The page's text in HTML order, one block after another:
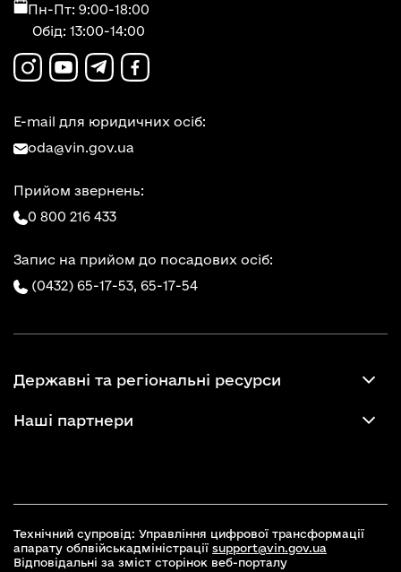
Пн-Пт: 9:00-18:00
Обід: 13:00-14:00
E-mail для юридичних осіб:
oda@vin.gov.ua
Прийом звернень:
0 800 216 433
Запис на прийом до посадових осіб:
(0432) 65-17-53, 65-17-54
Державні та регіональні ресурси
Наші партнери
Технічний супровід: Управління цифрової трансформації
апарату облвійськадміністрації support@vin.gov.ua
Відповідальні за зміст сторінок веб-порталу